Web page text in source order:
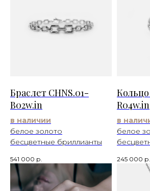
Браслет CHNS.01-
B02w.in
в наличии
белое золото
бесцветные бриллианты
541 000 р.
Кольцо
R04w.in
в
белое
245 000 р.